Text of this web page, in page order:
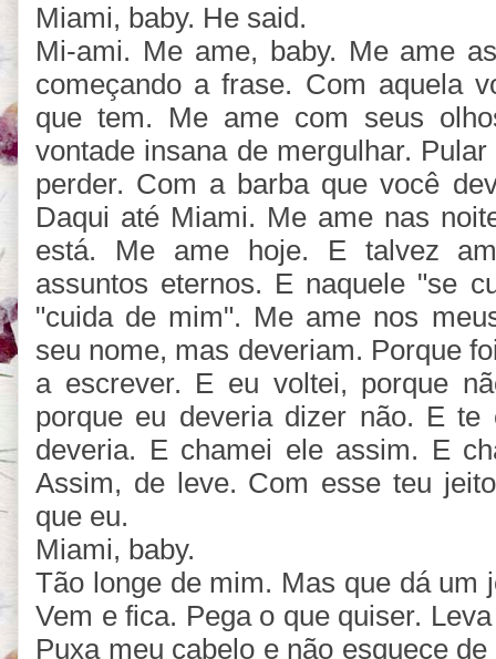
Miami, baby. He said.
Mi-ami. Me ame, baby. Me ame
começando a frase. Com aquela
que tem. Me ame com seus
vontade insana de mergulhar.
perder. Com a barba que você
Daqui até Miami. Me ame nas
está. Me ame hoje. E talvez
assuntos eternos. E naquele "se
"cuida de mim". Me ame nos
seu nome, mas deveriam. Porque
a escrever. E eu voltei, porque
porque eu deveria dizer não. E
deveria. E chamei ele assim. E
Assim, de leve. Com esse teu
que eu.
Miami, baby.
Tão longe de mim. Mas que dá um
Vem e fica. Pega o que quiser.
Puxa meu cabelo e não esquece